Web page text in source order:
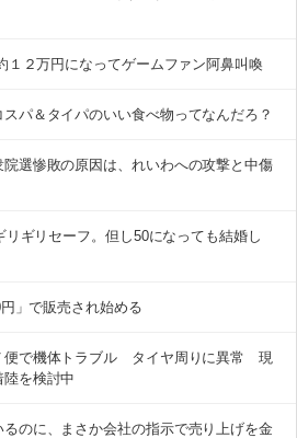
２万円になってゲームファン阿鼻叫喚
パ＆タイパのいい食べ物ってなんだろ？
選惨敗の原因は、れいわへの攻撃と中傷
ギリセーフ。但し50になっても結婚し
」で販売され始める
便で機体トラブル タイヤ周りに異常 現
を検討中
のに、まさか会社の指示で売り上げを金